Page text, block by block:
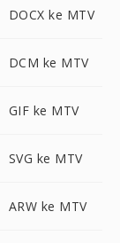
DOCX ke MTV
DCM ke MTV
GIF ke MTV
SVG ke MTV
ARW ke MTV